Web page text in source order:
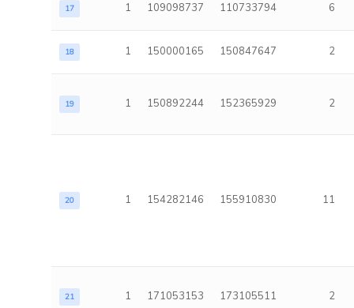
17 1 109098737 110733794 6
18 1 150000165 150847647 2
19 1 150892244 152365929 2
20 1 154282146 155910830 11
21 1 171053153 173105511 2